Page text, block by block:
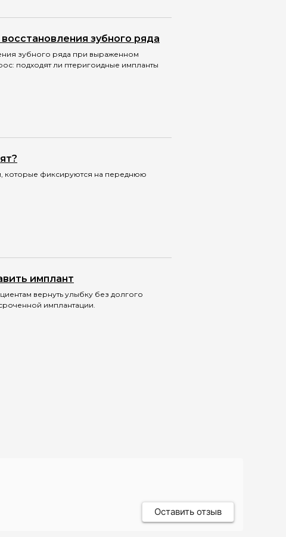
зубного ряда
зубного ряда при выраженном
подходят ли птеригоидные импланты
которые фиксируются на переднюю
имплант
вернуть улыбку без долгого
имплантации.
Оставить отзыв